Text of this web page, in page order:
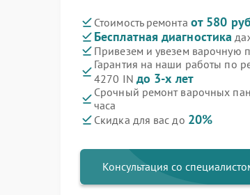
Стоимость ремонта от 580
Бесплатная диагностика
Привезем и увезем варочную
Гарантия на наши работы по
4270 IN до 3-х лет
Срочный ремонт варочных
часа
Скидка для вас до 20%
Консультация со